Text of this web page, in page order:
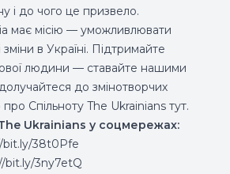
і до чого це призвело.
має місію — уможливлювати
зміни в Україні. Підтримайте
людини — ставайте нашими
долучайтеся до змінотворчих
Спільноту The Ukrainians тут.
Ukrainians у соцмережах:
bit.ly/38t0Pfe
bit.ly/3ny7etQ